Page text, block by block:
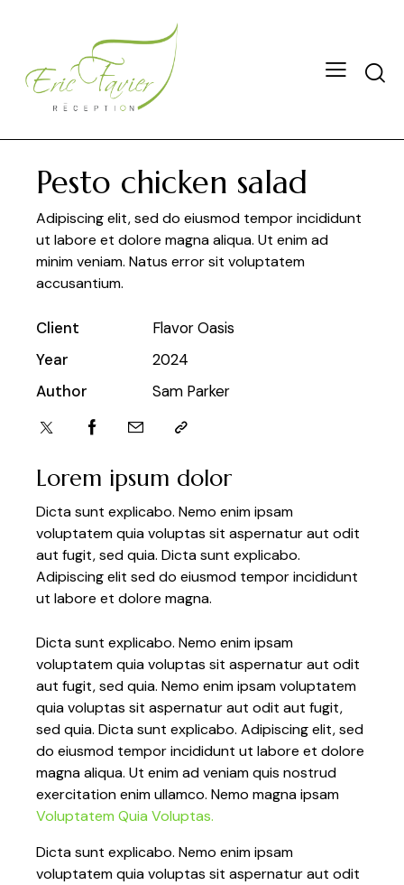
Pesto chicken salad
Adipiscing elit, sed do eiusmod tempor incididunt
ut labore et dolore magna aliqua. Ut enim ad
minim veniam. Natus error sit voluptatem
accusantium.
Client
Flavor Oasis
Year
2024
Author
Sam Parker
Lorem ipsum dolor
Dicta sunt explicabo. Nemo enim ipsam
voluptatem quia voluptas sit aspernatur aut odit
aut fugit, sed quia. Dicta sunt explicabo.
Adipiscing elit sed do eiusmod tempor incididunt
ut labore et dolore magna.
Dicta sunt explicabo. Nemo enim ipsam
voluptatem quia voluptas sit aspernatur aut odit
aut fugit, sed quia. Nemo enim ipsam voluptatem
quia voluptas sit aspernatur aut odit aut fugit,
sed quia. Dicta sunt explicabo. Adipiscing elit, sed
do eiusmod tempor incididunt ut labore et dolore
magna aliqua. Ut enim ad veniam quis nostrud
exercitation enim ullamco. Nemo magna ipsam
Voluptatem Quia Voluptas.
Dicta sunt explicabo. Nemo enim ipsam
voluptatem quia voluptas sit aspernatur aut odit